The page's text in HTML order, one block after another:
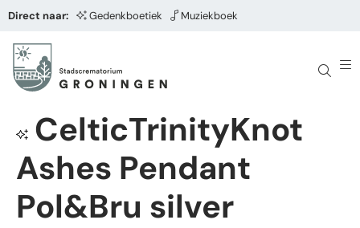
Direct naar: Gedenkboetiek Muziekboek
CelticTrinityKnot
Ashes Pendant
Pol&Bru silver